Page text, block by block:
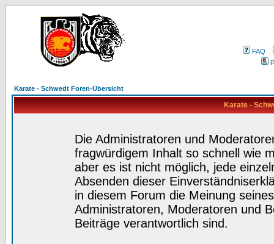
FAQ
Karate - Schwedt Foren-Übersicht
Karate -
Die Administratoren und
fragwürdigem Inhalt so schnell wie
aber es ist nicht möglich, jede
Absenden dieser
in diesem Forum die Meinung
Administratoren, Moderatoren und
Beiträge verantwortlich sind.